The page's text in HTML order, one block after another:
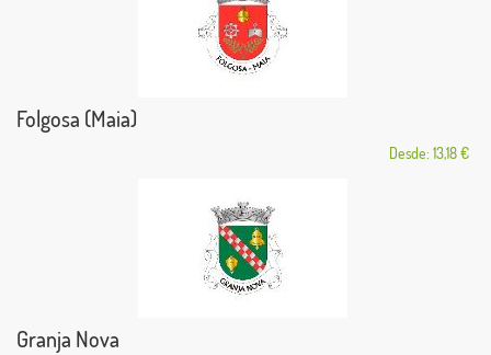
Folgosa (Maia)
Desde: 13,18 €
Granja Nova